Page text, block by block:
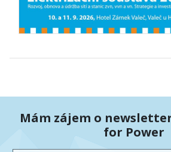
Mám zájem o
for Power